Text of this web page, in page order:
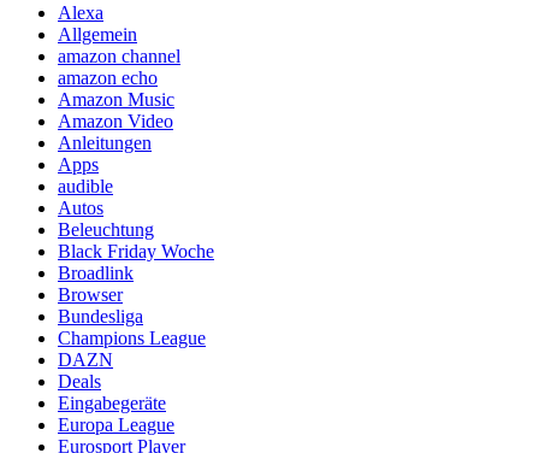
Alexa
Allgemein
amazon channel
amazon echo
Amazon Music
Amazon Video
Anleitungen
Apps
audible
Autos
Beleuchtung
Black Friday Woche
Broadlink
Browser
Bundesliga
Champions League
DAZN
Deals
Eingabegeräte
Europa League
Eurosport Player